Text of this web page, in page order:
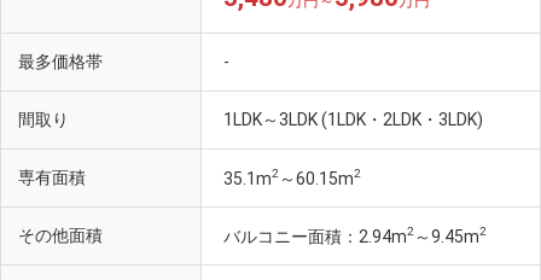
グリーンマーケットMOA 天王寺店(徒歩9分・約670m)
最多価格帯 -
間取り 1LDK～3LDK (1LDK・2LDK・3LDK)
専有面積 35.1m2 ～60.15m2
その他面積 バルコニー面積：2.94m2 ～9.45m2